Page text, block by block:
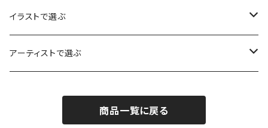
カレンダー
カード
サンキューカード
イラストで選ぶ
赤りす
アーティストで選ぶ
サラ・ビリンガム
商品一覧に戻る